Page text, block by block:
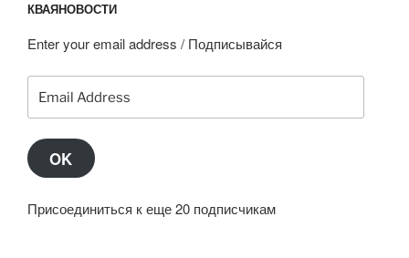
КВАЯНОВОСТИ
Enter your email address / Подписывайся
Address
OK
Присоединиться к еще 20 подписчикам